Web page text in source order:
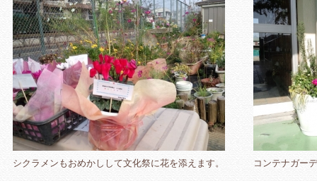
シクラメンもおめかしして文化祭に花を添えます。 コンテナガー